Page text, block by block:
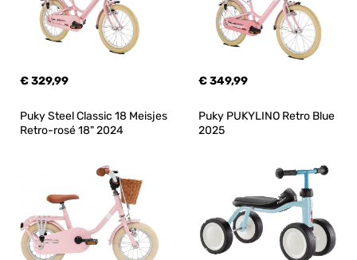
€ 329,99 € 349,99
Puky Steel Classic 18 Meisjes
Retro-rosé 18" 2024
Puky PUKYLINO Retro Blue
2025